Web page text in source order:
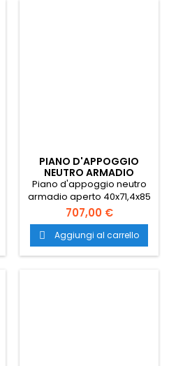
PIANO D'APPOGGIO
NEUTRO ARMADIO
APERTO 40X71,4X85
Piano d'appoggio neutro
armadio aperto 40x71,4x85
modello monoblocco.
Piano di lavoro acciaio inox
AISI 304. Trasporto gratuito
in tutta Italia.
707,00 €
 Aggiungi al carrello